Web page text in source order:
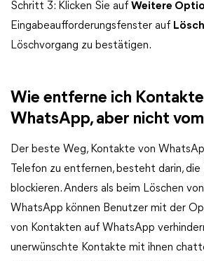
Schritt 3: Klicken Sie auf Weitere
Eingabeaufforderungsfenster auf
Löschvorgang zu bestätigen.
Wie entferne ich
WhatsApp, aber nicht
Der beste Weg, Kontakte von
Telefon zu entfernen, besteht darin,
blockieren. Anders als beim Löschen
WhatsApp können Benutzer mit der
von Kontakten auf WhatsApp
unerwünschte Kontakte mit ihnen